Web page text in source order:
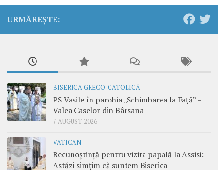
URMĂREȘTE:
BISERICA GRECO-CATOLICĂ
PS Vasile în parohia „Schimbarea la Față” –
Valea Caselor din Bârsana
7 AUGUST 2026
VATICAN
Recunoștință pentru vizita papală la Assisi:
Astăzi simțim că suntem Biserica